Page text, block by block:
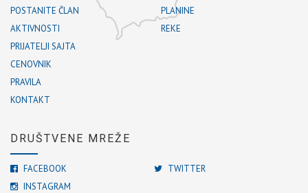
POSTANITE ČLAN
AKTIVNOSTI
PRIJATELJI SAJTA
CENOVNIK
PRAVILA
KONTAKT
PLANINE
REKE
DRUŠTVENE MREŽE
FACEBOOK
TWITTER
INSTAGRAM